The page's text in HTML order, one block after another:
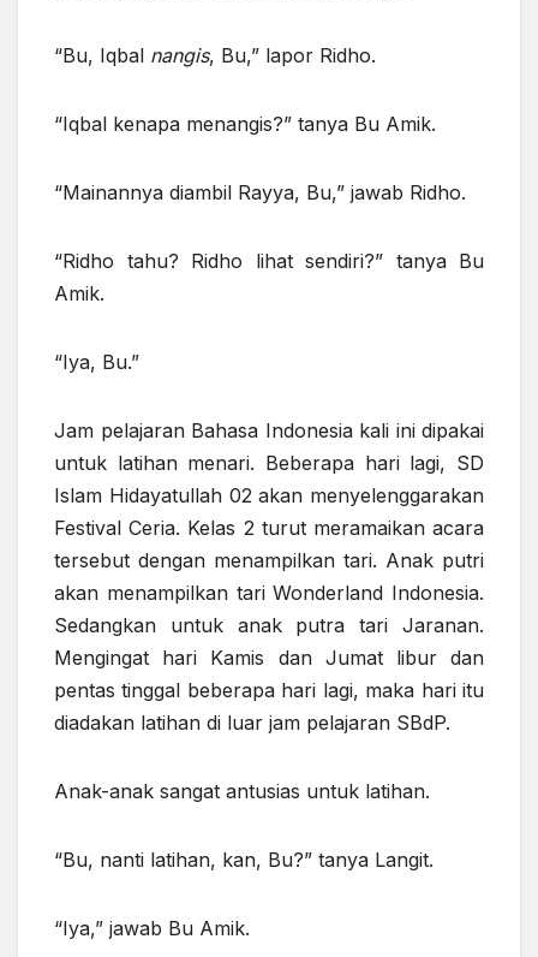
“Bu, Iqbal nangis, Bu,” lapor Ridho.
“Iqbal kenapa menangis?” tanya Bu Amik.
“Mainannya diambil Rayya, Bu,” jawab Ridho.
“Ridho tahu? Ridho lihat sendiri?” tanya Bu
Amik.
“Iya, Bu.”
Jam pelajaran Bahasa Indonesia kali ini dipakai
untuk latihan menari. Beberapa hari lagi, SD
Islam Hidayatullah 02 akan menyelenggarakan
Festival Ceria. Kelas 2 turut meramaikan acara
tersebut dengan menampilkan tari. Anak putri
akan menampilkan tari Wonderland Indonesia.
Sedangkan untuk anak putra tari Jaranan.
Mengingat hari Kamis dan Jumat libur dan
pentas tinggal beberapa hari lagi, maka hari itu
diadakan latihan di luar jam pelajaran SBdP.
Anak-anak sangat antusias untuk latihan.
“Bu, nanti latihan, kan, Bu?” tanya Langit.
“Iya,” jawab Bu Amik.